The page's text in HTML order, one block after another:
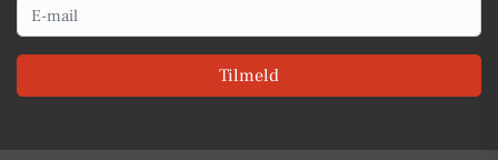
Email
Tilmeld